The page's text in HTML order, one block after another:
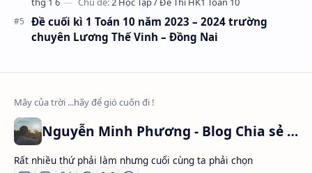
Đề cuối kì 1 Toán 10 năm 2023 – 2024 trường
chuyên Lương Thế Vinh – Đồng Nai
Nguyễn Minh Phương - Blog Chia sẻ Kiến thức Chứng khoán & Tài liệu Toán học
Rất nhiều thứ phải làm nhưng cuối cùng ta phải chọn